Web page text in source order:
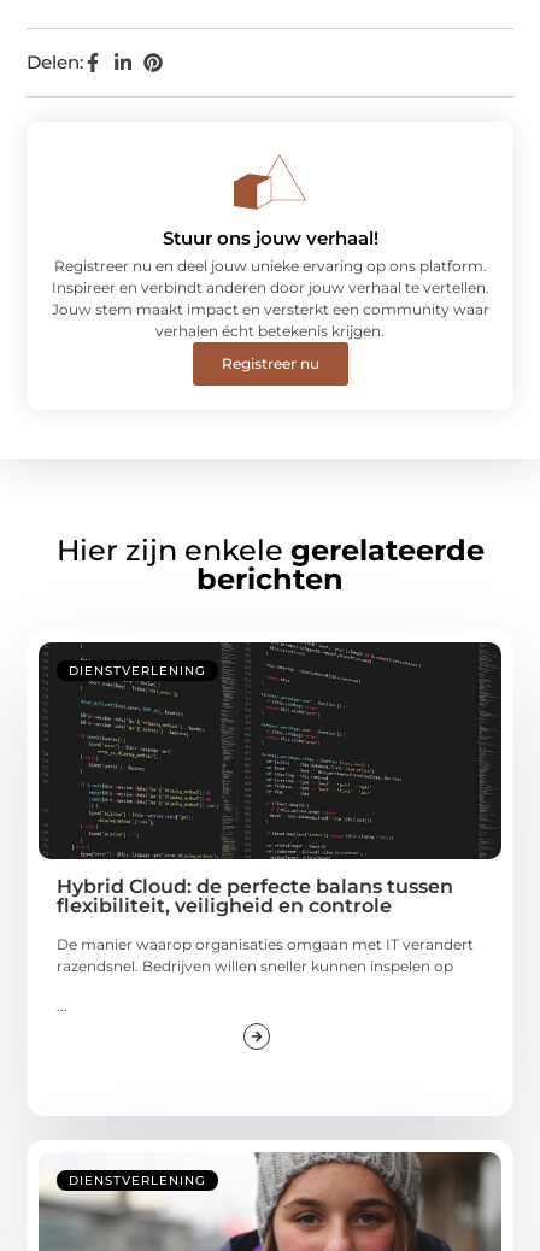
Delen:
Stuur ons jouw verhaal!
Registreer nu en deel jouw unieke ervaring op ons platform.
Inspireer en verbindt anderen door jouw verhaal te vertellen.
Jouw stem maakt impact en versterkt een community waar
verhalen écht betekenis krijgen.
Registreer nu
Hier zijn enkele gerelateerde
berichten
DIENSTVERLENING
Hybrid Cloud: de perfecte balans tussen
flexibiliteit, veiligheid en controle
De manier waarop organisaties omgaan met IT verandert
razendsnel. Bedrijven willen sneller kunnen inspelen op
DIENSTVERLENING